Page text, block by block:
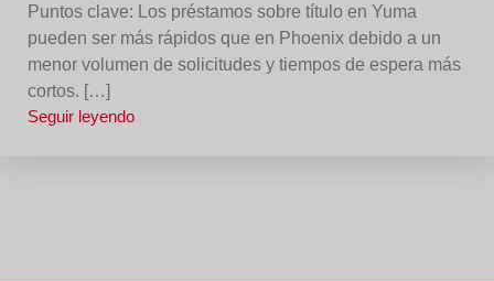
Puntos clave: Los préstamos sobre título en Yuma
pueden ser más rápidos que en Phoenix debido a un
menor volumen de solicitudes y tiempos de espera más
cortos. […]
Seguir leyendo